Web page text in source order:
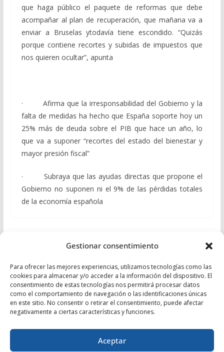
Gestionar consentimiento
Para ofrecer las mejores experiencias, utilizamos tecnologías como las
cookies para almacenar y/o acceder a la información del dispositivo. El
consentimiento de estas tecnologías nos permitirá procesar datos
como el comportamiento de navegación o las identificaciones únicas
en este sitio. No consentir o retirar el consentimiento, puede afectar
negativamente a ciertas características y funciones.
Aceptar
que haga público el paquete de reformas que debe
acompañar al plan de recuperación, que mañana va a
enviar a Bruselas ytodavía tiene escondido. “Quizás
porque contiene recortes y subidas de impuestos que
nos quieren ocultar”, apunta
· Afirma que la irresponsabilidad del Gobierno y la
falta de medidas ha hecho que España soporte hoy un
25% más de deuda sobre el PIB que hace un año, lo
que va a suponer “recortes del estado del bienestar y
mayor presión fiscal”
· Subraya que las ayudas directas que propone el
Gobierno no suponen ni el 9% de las pérdidas totales
de la economía española
61.500 desempleados almerienses”
Matarí afirma que el Gobierno de Sánchez
desprecia a los agricultores con una rebaja fiscal
“injusta e insuficiente”